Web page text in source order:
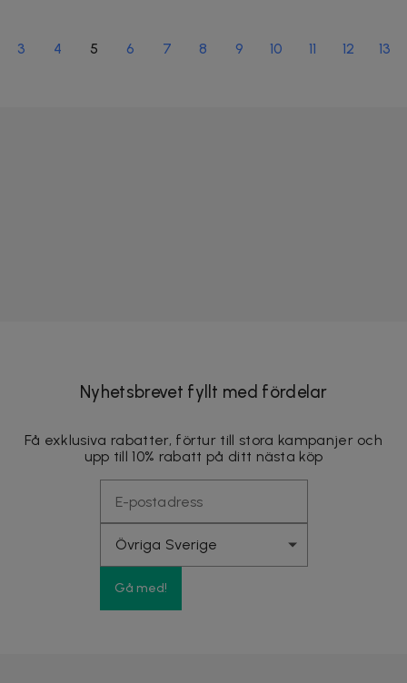
3 4 5 6 7 8 9 10 11 12 13
Nyhetsbrevet fyllt med fördelar
Få exklusiva rabatter, förtur till stora kampanjer och
upp till 10% rabatt på ditt nästa köp
Gå med!